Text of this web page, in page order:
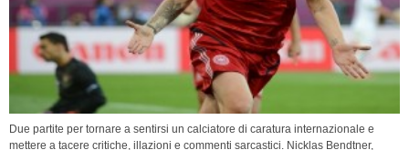
Due partite per tornare a sentirsi un calciatore di caratura internazionale e
mettere a tacere critiche, illazioni e commenti sarcastici. Nicklas Bendtner,